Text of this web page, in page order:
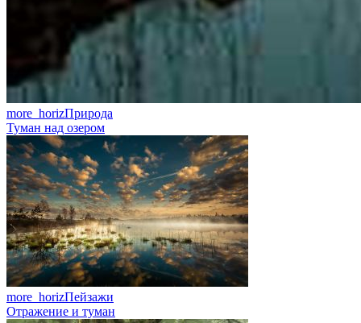
more_horizПрирода
Туман над озером
more_horizПейзажи
Отражение и туман